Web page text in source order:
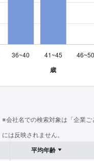
※会社名での検索対象は「企業
には反映されません。
平均年齢